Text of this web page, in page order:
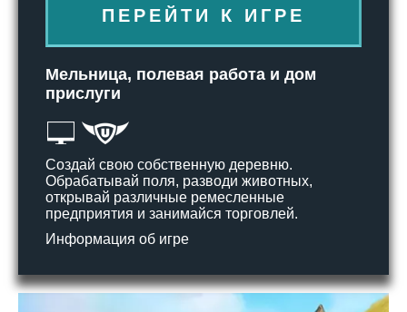
ПЕРЕЙТИ К ИГРЕ
Мельница, полевая работа и дом
прислуги
Создай свою собственную деревню.
Обрабатывай поля, разводи животных,
открывай различные ремесленные
предприятия и занимайся торговлей.
Информация об игре